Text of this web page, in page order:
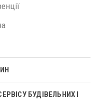
БУДІВЕЛЬНИХ І